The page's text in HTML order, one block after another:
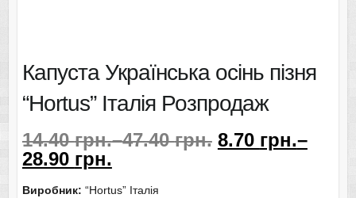
Капуста Українська осінь пізня
“Hortus” Італія Розпродаж
14.40грн.–47.40грн. 8.70 грн.–
28.90 грн.
Виробник: “Hortus” Італія